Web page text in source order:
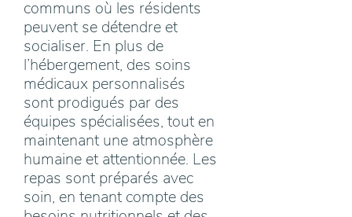
communs où les résidents
peuvent se détendre et
socialiser. En plus de
l’hébergement, des soins
médicaux personnalisés
sont prodigués par des
équipes spécialisées, tout en
maintenant une atmosphère
humaine et attentionnée. Les
repas sont préparés avec
soin, en tenant compte des